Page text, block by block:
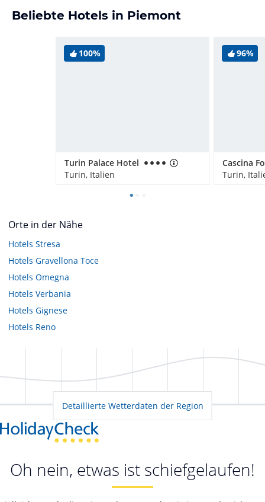
Beliebte Hotels in Piemont
100%
Turin Palace Hotel
Turin, Italien
96%
Turin,
Orte in der Nähe
Hotels Stresa
Hotels Gravellona Toce
Hotels Omegna
Hotels Verbania
Hotels Gignese
Hotels Reno
Detaillierte Wetterdaten der Region
Oh nein, etwas ist schiefgelaufen!